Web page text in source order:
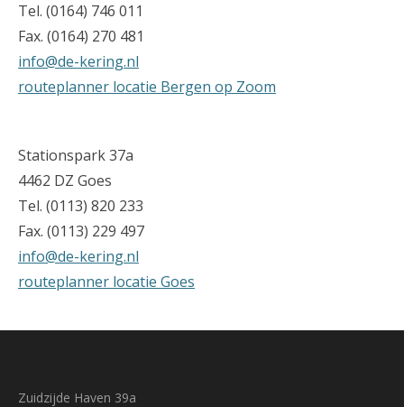
Tel. (0164) 746 011
Fax. (0164) 270 481
info@de-kering.nl
routeplanner locatie Bergen op Zoom
Stationspark 37a
4462 DZ Goes
Tel. (0113) 820 233
Fax. (0113) 229 497
info@de-kering.nl
routeplanner locatie Goes
Zuidzijde Haven 39a